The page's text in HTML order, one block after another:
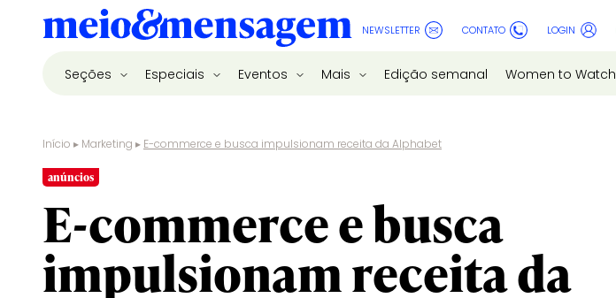
NEWSLETTER CONTATO LOGIN
Seções Especiais Eventos Mais Edição semanal Women to Watch
Início ▸ Marketing ▸ E-commerce e busca impulsionam receita da Alphabet
anúncios
E-commerce e busca
impulsionam receita da